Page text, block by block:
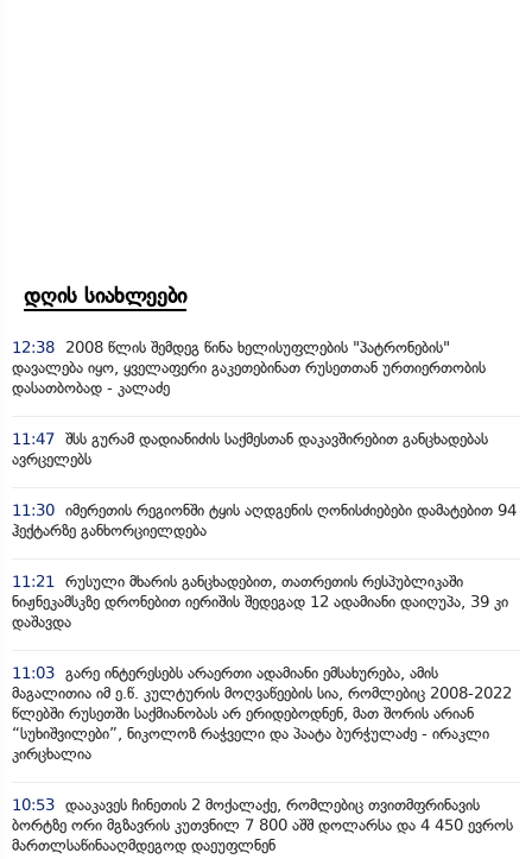
დღის სიახლეები
12:38
2008 წლის შემდეგ წინა ხელისუფლების "პატრონების"
დავალება იყო, ყველაფერი გაკეთებინათ რუსეთთან ურთიერთობის
დასათბობად - კალაძე
11:47 შსს გურამ დადიანიძის საქმესთან დაკავშირებით განცხადებას
ავრცელებს
11:30 იმერეთის რეგიონში ტყის აღდგენის ღონისძიებები დამატებით 94
ჰექტარზე განხორციელდება
11:21
რუსული მხარის განცხადებით, თათრეთის რესპუბლიკაში
ნიჟნეკამსკზე დრონებით იერიშის შედეგად 12 ადამიანი დაიღუპა, 39 კი
დაშავდა
11:03 გარე ინტერესებს არაერთი ადამიანი ემსახურება, ამის
მაგალითია იმ ე.წ. კულტურის მოღვაწეების სია, რომლებიც 2008-2022
წლებში რუსეთში საქმიანობას არ ერიდებოდნენ, მათ შორის არიან
“სუხიშვილები”, ნიკოლოზ რაჭველი და პაატა ბურჭულაძე - ირაკლი
კირცხალია
10:53 დააკავეს ჩინეთის 2 მოქალაქე, რომლებიც თვითმფრინავის
ბორტზე ორი მგზავრის კუთვნილ 7 800 აშშ დოლარსა და 4 450 ევროს
მართლსაწინააღმდეგოდ დაეუფლნენ